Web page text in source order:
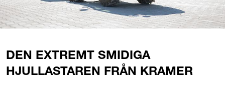
DEN EXTREMT SMIDIGA
HJULLASTAREN FRÅN KRAMER